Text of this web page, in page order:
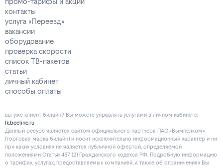
контакты
услуга «Переезд»
вакансии
оборудование
проверка скорости
список ТВ-пакетов
статьи
личный кабинет
способы оплаты
вы уже клиент билайн? Вы можете управлять услугами в личнoм кaбинeтe:
lk.beeline.ru
Данный ресурс является сайтом официального партнера ПАО «Вымпелком»
(торговая марка билайн) и носит исключительно информационный характер и ни
при каких условиях не является публичной офертой, определяемой
положениями Статьи 437 (2) Гражданского кодекса РФ. Подробную информацию
о тарифах, услугах, предоставляемых компанией, а также об ограничениях Вы